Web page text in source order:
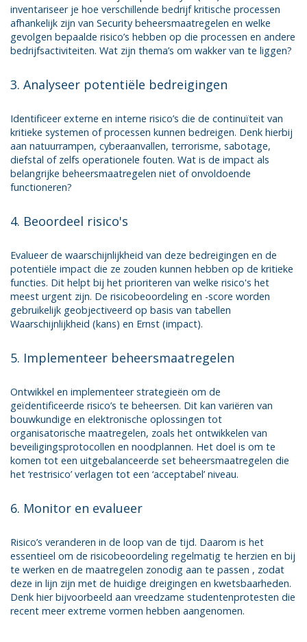
inventariseer je hoe verschillende bedrijf kritische processen
afhankelijk zijn van Security beheersmaatregelen en welke
gevolgen bepaalde risico’s hebben op die processen en andere
bedrijfsactiviteiten. Wat zijn thema’s om wakker van te liggen?
3. Analyseer potentiële bedreigingen
Identificeer externe en interne risico’s die de continuïteit van
kritieke systemen of processen kunnen bedreigen. Denk hierbij
aan natuurrampen, cyberaanvallen, terrorisme, sabotage,
diefstal of zelfs operationele fouten. Wat is de impact als
belangrijke beheersmaatregelen niet of onvoldoende
functioneren?
4. Beoordeel risico's
Evalueer de waarschijnlijkheid van deze bedreigingen en de
potentiële impact die ze zouden kunnen hebben op de kritieke
functies. Dit helpt bij het prioriteren van welke risico's het
meest urgent zijn. De risicobeoordeling en -score worden
gebruikelijk geobjectiveerd op basis van tabellen
Waarschijnlijkheid (kans) en Ernst (impact).
5. Implementeer beheersmaatregelen
Ontwikkel en implementeer strategieën om de
geïdentificeerde risico’s te beheersen. Dit kan variëren van
bouwkundige en elektronische oplossingen tot
organisatorische maatregelen, zoals het ontwikkelen van
beveiligingsprotocollen en noodplannen. Het doel is om te
komen tot een uitgebalanceerde set beheersmaatregelen die
het ‘restrisico’ verlagen tot een ‘acceptabel’ niveau.
6. Monitor en evalueer
Risico’s veranderen in de loop van de tijd. Daarom is het
essentieel om de risicobeoordeling regelmatig te herzien en bij
te werken en de maatregelen zonodig aan te passen , zodat
deze in lijn zijn met de huidige dreigingen en kwetsbaarheden.
Denk hier bijvoorbeeld aan vreedzame studentenprotesten die
recent meer extreme vormen hebben aangenomen.